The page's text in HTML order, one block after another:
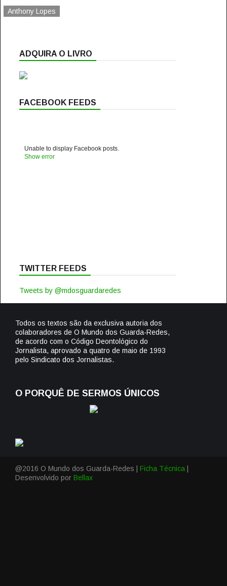
Anthony Lopes
ADQUIRA O LIVRO
FACEBOOK FEEDS
Unable to display Facebook posts.
Show error
TWITTER FEEDS
Tweets by @mdosguardaredes
Todos os textos são da exclusiva autoria dos
colaboradores de O Mundo dos Guarda-Redes,
de acordo com o Código Deontológico do
Jornalista, aprovado a quatro de maio de 1993
pelo Sindicato dos Jornalistas.
O PORQUÊ DE SERMOS ÚNICOS
@2016 O Mundo dos Guarda-Redes | Ficha Técnica
Desenvolvido por Bellax